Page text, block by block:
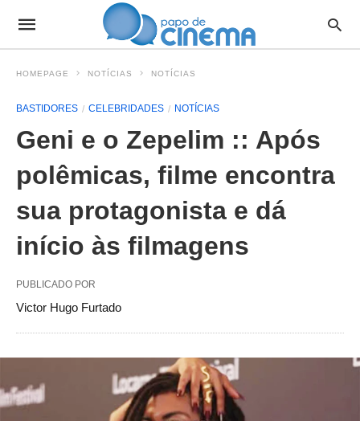
HOMEPAGE NOTÍCIAS NOTÍCIAS
BASTIDORES CELEBRIDADES NOTÍCIAS
Geni e o Zepelim :: Após
polêmicas, filme encontra
sua protagonista e dá
início às filmagens
PUBLICADO POR
Victor Hugo Furtado